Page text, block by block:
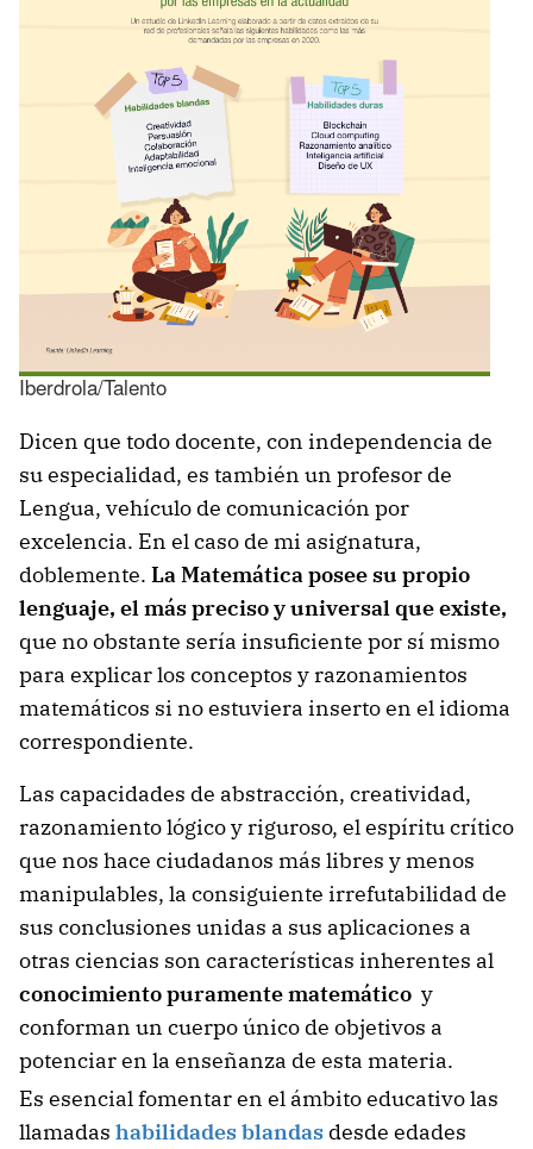
Iberdrola/Talento
Dicen que todo docente, con independencia de
su especialidad, es también un profesor de
Lengua, vehículo de comunicación por
excelencia. En el caso de mi asignatura,
doblemente. La Matemática posee su propio
lenguaje, el más preciso y universal que existe,
que no obstante sería insuficiente por sí mismo
para explicar los conceptos y razonamientos
matemáticos si no estuviera inserto en el idioma
correspondiente.
Las capacidades de abstracción, creatividad,
razonamiento lógico y riguroso, el espíritu crítico
que nos hace ciudadanos más libres y menos
manipulables, la consiguiente irrefutabilidad de
sus conclusiones unidas a sus aplicaciones a
otras ciencias son características inherentes al
conocimiento puramente matemático y
conforman un cuerpo único de objetivos a
potenciar en la enseñanza de esta materia.
Es esencial fomentar en el ámbito educativo las
llamadas habilidades blandas desde edades